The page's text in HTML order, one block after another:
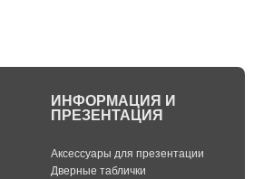
ИНФОРМАЦИЯ И
ПРЕЗЕНТАЦИЯ
Аксессуары для презентации
Дверные таблички